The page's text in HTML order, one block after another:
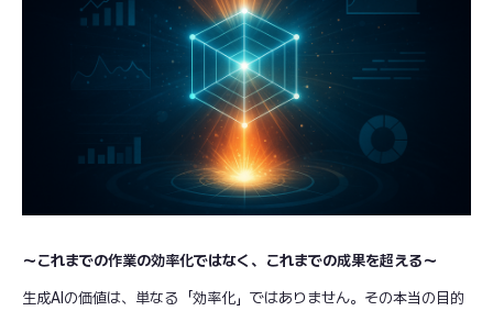
～これまでの作業の効率化ではなく、これまでの成果を超える～
生成AIの価値は、単なる「効率化」ではありません。その本当の目的